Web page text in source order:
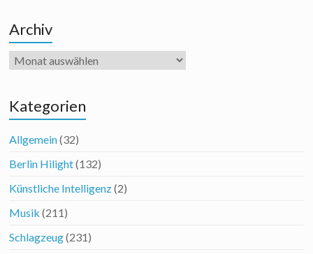
Archiv
Archiv
Kategorien
Allgemein(32)
Berlin Hilight(132)
Künstliche Intelligenz(2)
Musik (211)
Schlagzeug(231)